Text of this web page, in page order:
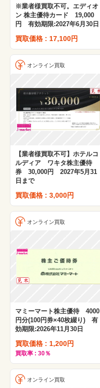
※業者様買取不可。エディオ
ン 株主優待カード 19,000
円 有効期限:2027年6月30日
買取価格 : 17,100円
オンライン買取
【業者様買取不可】ホテルコ
ルディア ワキタ株主優待
券 30,000円 2027年5月31
日まで
買取価格 : 3,000円
オンライン買取
マミーマート株主優待 4000
円分(100円券×40枚綴り) 有
効期限:2026年11月30日
買取価格 : 1,200円
買取率 : 30％
オンライン買取